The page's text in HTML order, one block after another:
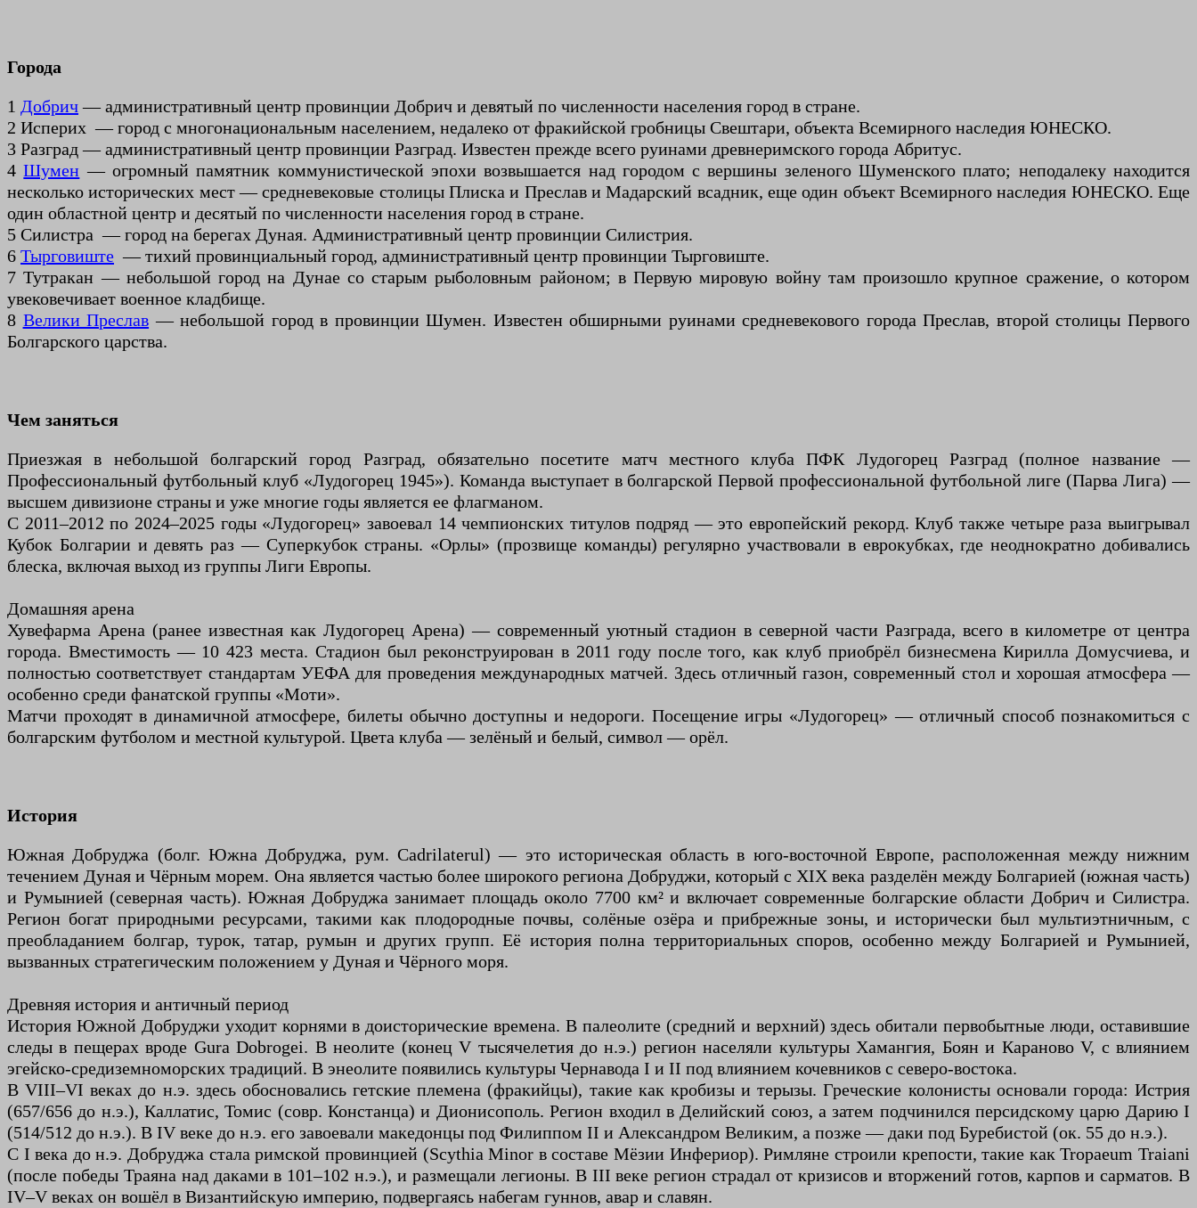
Города
1 Добрич— административный центр провинции Добрич и девятый по численности населения город в стране.
2 Исперих — город с многонациональным населением, недалеко от фракийской гробницы Свештари, объекта Всемирного наследия ЮНЕСКО.
3 Разград — административный центр провинции Разград. Известен прежде всего руинами древнеримского города Абритус.
4Шумен — огромный памятник коммунистической эпохи возвышается над городом с вершины зеленого Шуменского плато; неподалеку находится
несколько исторических мест — средневековые столицы Плиска и Преслав и Мадарский всадник, еще один объект Всемирного наследия ЮНЕСКО. Еще
один областной центр и десятый по численности населения город в стране.
5 Силистра — город на берегах Дуная. Административный центр провинции Силистрия.
6 Тырговиште — тихий провинциальный город, административный центр провинции Тырговиште.
7 Тутракан — небольшой город на Дунае со старым рыболовным районом; в Первую мировую войну там произошло крупное сражение, о котором
увековечивает военное кладбище.
8 Велики Преслав — небольшой город в провинции Шумен. Известен обширными руинами средневекового города Преслав, второй столицы Первого
Болгарского царства.
Чем заняться
Приезжая в небольшой болгарский город Разград, обязательно посетите матч местного клуба ПФК Лудогорец Разград (полное название —
Профессиональный футбольный клуб «Лудогорец 1945»). Команда выступает в болгарской Первой профессиональной футбольной лиге (Парва Лига) —
высшем дивизионе страны и уже многие годы является ее флагманом.
С 2011–2012 по 2024–2025 годы «Лудогорец» завоевал 14 чемпионских титулов подряд — это европейский рекорд. Клуб также четыре раза выигрывал
Кубок Болгарии и девять раз — Суперкубок страны. «Орлы» (прозвище команды) регулярно участвовали в еврокубках, где неоднократно добивались
блеска, включая выход из группы Лиги Европы.
Домашняя арена
Хувефарма Арена (ранее известная как Лудогорец Арена) — современный уютный стадион в северной части Разграда, всего в километре от центра
города. Вместимость — 10 423 места. Стадион был реконструирован в 2011 году после того, как клуб приобрёл бизнесмена Кирилла Домусчиева, и
полностью соответствует стандартам УЕФА для проведения международных матчей. Здесь отличный газон, современный стол и хорошая атмосфера —
особенно среди фанатской группы «Моти».
Матчи проходят в динамичной атмосфере, билеты обычно доступны и недороги. Посещение игры «Лудогорец» — отличный способ познакомиться с
болгарским футболом и местной культурой. Цвета клуба — зелёный и белый, символ — орёл.
История
Южная Добруджа (болг. Южна Добруджа, рум. Cadrilaterul) — это историческая область в юго-восточной Европе, расположенная между нижним
течением Дуная и Чёрным морем. Она является частью более широкого региона Добруджи, который с XIX века разделён между Болгарией (южная часть)
и Румынией (северная часть). Южная Добруджа занимает площадь около 7700 км² и включает современные болгарские области Добрич и Силистра.
Регион богат природными ресурсами, такими как плодородные почвы, солёные озёра и прибрежные зоны, и исторически был мультиэтничным, с
преобладанием болгар, турок, татар, румын и других групп. Её история полна территориальных споров, особенно между Болгарией и Румынией,
вызванных стратегическим положением у Дуная и Чёрного моря.
Древняя история и античный период
История Южной Добруджи уходит корнями в доисторические времена. В палеолите (средний и верхний) здесь обитали первобытные люди, оставившие
следы в пещерах вроде Gura Dobrogei. В неолите (конец V тысячелетия до н.э.) регион населяли культуры Хамангия, Боян и Караново V, с влиянием
эгейско-средиземноморских традиций. В энеолите появились культуры Чернавода I и II под влиянием кочевников с северо-востока.
В VIII–VI веках до н.э. здесь обосновались гетские племена (фракийцы), такие как кробизы и терызы. Греческие колонисты основали города: Истрия
(657/656 до н.э.), Каллатис, Томис (совр. Констанца) и Дионисополь. Регион входил в Делийский союз, а затем подчинился персидскому царю Дарию I
(514/512 до н.э.). В IV веке до н.э. его завоевали македонцы под Филиппом II и Александром Великим, а позже — даки под Буребистой (ок. 55 до н.э.).
С I века до н.э. Добруджа стала римской провинцией (Scythia Minor в составе Мёзии Инфериор). Римляне строили крепости, такие как Tropaeum Traiani
(после победы Траяна над даками в 101–102 н.э.), и размещали легионы. В III веке регион страдал от кризисов и вторжений готов, карпов и сарматов. В
IV–V веках он вошёл в Византийскую империю, подвергаясь набегам гуннов, авар и славян.